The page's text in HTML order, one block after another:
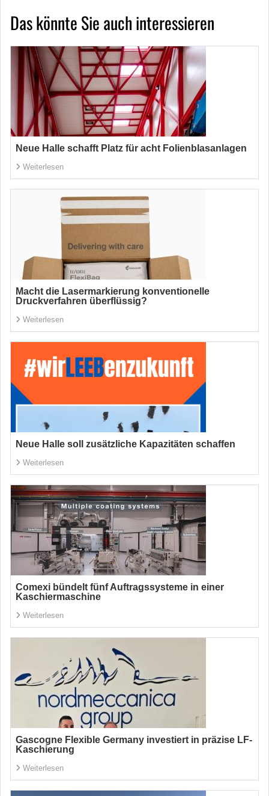
Das könnte Sie auch interessieren
Neue Halle schafft Platz für acht Folienblasanlagen
Weiterlesen
Macht die Lasermarkierung konventionelle
Druckverfahren überflüssig?
Weiterlesen
Neue Halle soll zusätzliche Kapazitäten schaffen
Weiterlesen
Comexi bündelt fünf Auftragssysteme in einer
Kaschiermaschine
Weiterlesen
Gascogne Flexible Germany investiert in präzise LF-
Kaschierung
Weiterlesen